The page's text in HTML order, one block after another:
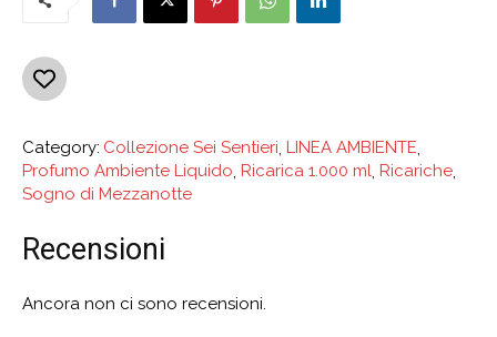
Category: Collezione Sei Sentieri LINEA AMBIENTE
Profumo Ambiente Liquido Ricarica 1.000 ml Ricariche
Sogno di Mezzanotte
Recensioni
Ancora non ci sono recensioni.